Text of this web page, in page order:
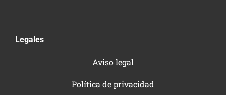
Legales
Aviso legal
Política de privacidad